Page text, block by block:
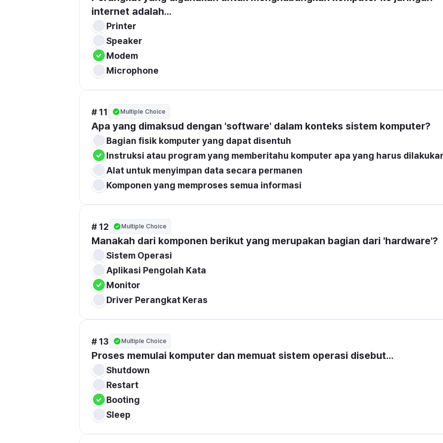
internet adalah...
Printer
Speaker
Modem
Microphone
# 11 Multiple Choice
Apa yang dimaksud dengan 'software' dalam konteks sistem komputer?
Bagian fisik komputer yang dapat disentuh
Instruksi atau program yang memberitahu komputer apa yang harus
Alat untuk menyimpan data secara permanen
Komponen yang memproses semua informasi
# 12 Multiple Choice
Manakah dari komponen berikut yang merupakan bagian dari 'hardware'?
Sistem Operasi
Aplikasi Pengolah Kata
Monitor
Driver Perangkat Keras
# 13 Multiple Choice
Proses memulai komputer dan memuat sistem operasi disebut...
Shutdown
Restart
Booting
Sleep